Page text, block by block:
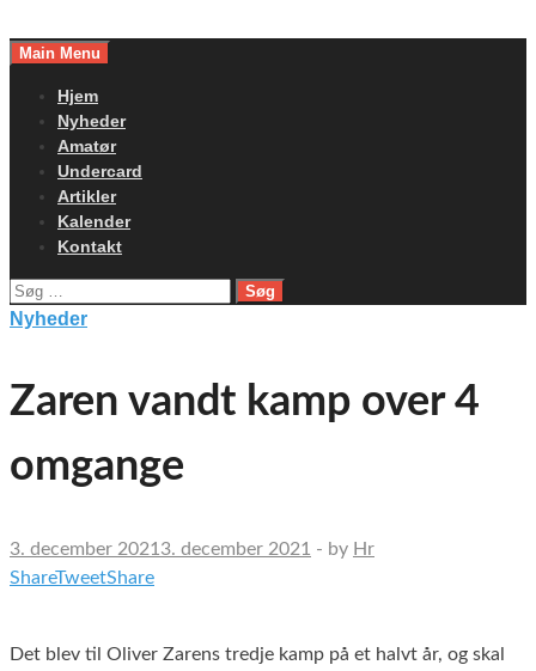
toMain Menu
Hjem
Nyheder
Amatør
Undercard
Artikler
Kalender
Kontakt
Søg
efter:
Nyheder
Zaren vandt kamp over 4
omgange
3. december 2021 3. december 2021 - by Hr
ShareTweetShare
Det blev til Oliver Zarens tredje kamp på et halvt år, og skal